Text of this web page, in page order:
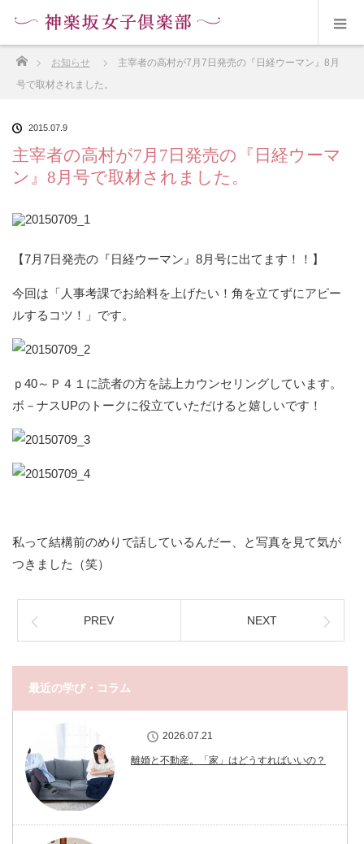
ホーム
お知らせ
主宰者の高村が7月7日発売の『日経ウーマン』8月
号で取材されました。
2015.07.9
主宰者の高村が7月7日発売の『日経ウーマ
ン』8月号で取材されました。
【7月7日発売の『日経ウーマン』 8月号に出てます！！】
今回は「人事考課でお給料を上げたい！角を立てずにアピー
ルするコツ！」です。
ｐ 40～Ｐ４１に読者の方を誌上カウンセリングしています。
ボ－ナスUPのトークに役立ていただけると嬉しいです！
私って結構前のめりで話しているんだー、と写真を見て気が
つきました（笑）
PREV NEXT
最近の学び・コラム
2026.07.21
離婚と不動産。「家」はどうすればいいの？